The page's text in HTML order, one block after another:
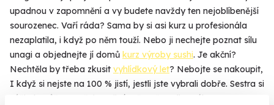
upadnou v zapomnění a vy budete navždy ten nejoblíbenější
sourozenec. Vaří ráda? Sama by si asi kurz u profesionála
nezaplatila, i když po něm touží. Nebo ji nechejte poznat sílu
unagi a objednejte jí domů kurz výroby sushi. Je akční?
Nechtěla by třeba zkusit vyhlídkový let? Nebojte se nakoupit,
I když si nejste na 100 % jistí, jestli jste vybrali dobře. Sestra si
zážitek může vyměnit za jiný, přesně podle svého gusta.